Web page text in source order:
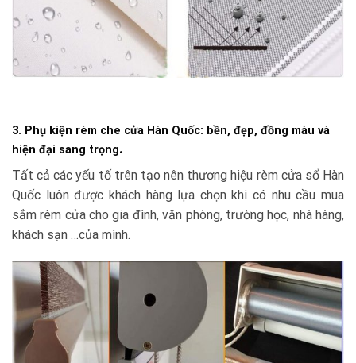
3. Phụ kiện rèm che cửa Hàn Quốc: bền, đẹp, đồng màu và
hiện đại sang trọng.
Tất cả các yếu tố trên tạo nên thương hiệu rèm cửa sổ Hàn
Quốc luôn được khách hàng lựa chọn khi có nhu cầu mua
sắm rèm cửa cho gia đình, văn phòng, trường học, nhà hàng,
khách sạn …của mình.